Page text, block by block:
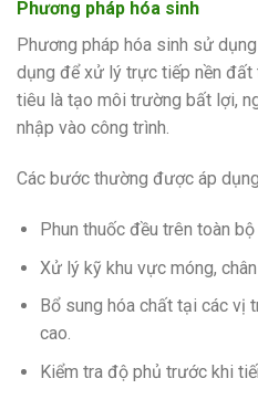
Phương pháp hóa sinh
Phương pháp hóa sinh sử
dụng để xử lý trực tiếp nền
tiêu là tạo môi trường bất lợi,
nhập vào công trình.
Các bước thường được áp
Phun thuốc đều trên toàn
Xử lý kỹ khu vực móng,
Bổ sung hóa chất tại các vị
cao.
Kiểm tra độ phủ trước khi